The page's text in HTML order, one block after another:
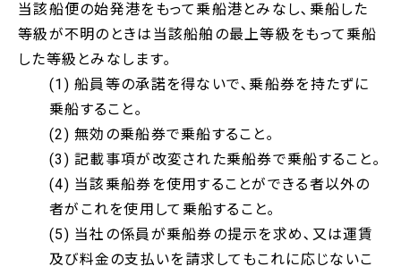
当該船便の始発港をもって乗船港とみなし､乗船した
等級が不明のときは当該船舶の最上等級をもって乗船
した等級とみなします｡
(1) 船員等の承諾を得ないで､乗船券を持たずに
乗船すること｡
(2) 無効の乗船券で乗船すること｡
(3) 記載事項が改変された乗船券で乗船すること｡
(4) 当該乗船券を使用することができる者以外の
者がこれを使用して乗船すること｡
(5) 当社の係員が乗船券の提示を求め､又は運賃
及び料金の支払いを請求してもこれに応じないこ